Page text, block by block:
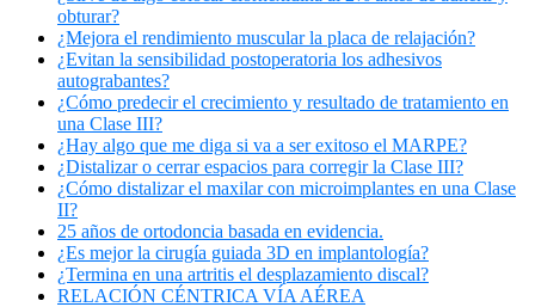
obturar?
¿Mejora el rendimiento muscular la placa de relajación?
¿Evitan la sensibilidad postoperatoria los adhesivos
autograbantes?
¿Cómo predecir el crecimiento y resultado de tratamiento en
una Clase III?
¿Hay algo que me diga si va a ser exitoso el MARPE?
¿Distalizar o cerrar espacios para corregir la Clase III?
¿Cómo distalizar el maxilar con microimplantes en una Clase
II?
25 años de ortodoncia basada en evidencia.
¿Es mejor la cirugía guiada 3D en implantología?
¿Termina en una artritis el desplazamiento discal?
RELACIÓN CÉNTRICA VÍA AÉREA